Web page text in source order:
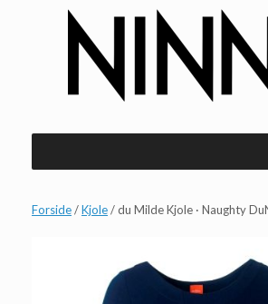
Forside/Kjole/ du Milde Kjole · Naughty